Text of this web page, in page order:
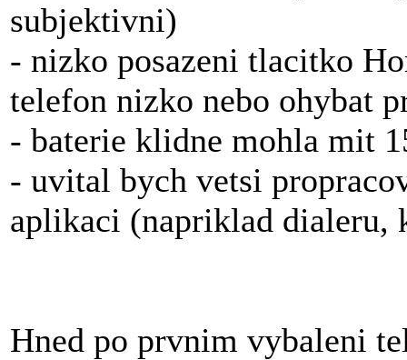
subjektivni)
- nizko posazeni tlacitko
telefon nizko nebo ohybat
- baterie klidne mohla mit
- uvital bych vetsi
aplikaci (napriklad dialeru,
Hned po prvnim vybaleni